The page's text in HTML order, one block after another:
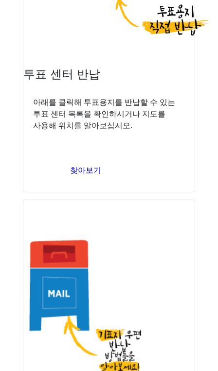
투표 센터 반납
아래를 클릭해 투표용지를 반납할 수 있는
투표 센터 목록을 확인하시거나 지도를
사용해 위치를 알아보십시오.
찾아보기